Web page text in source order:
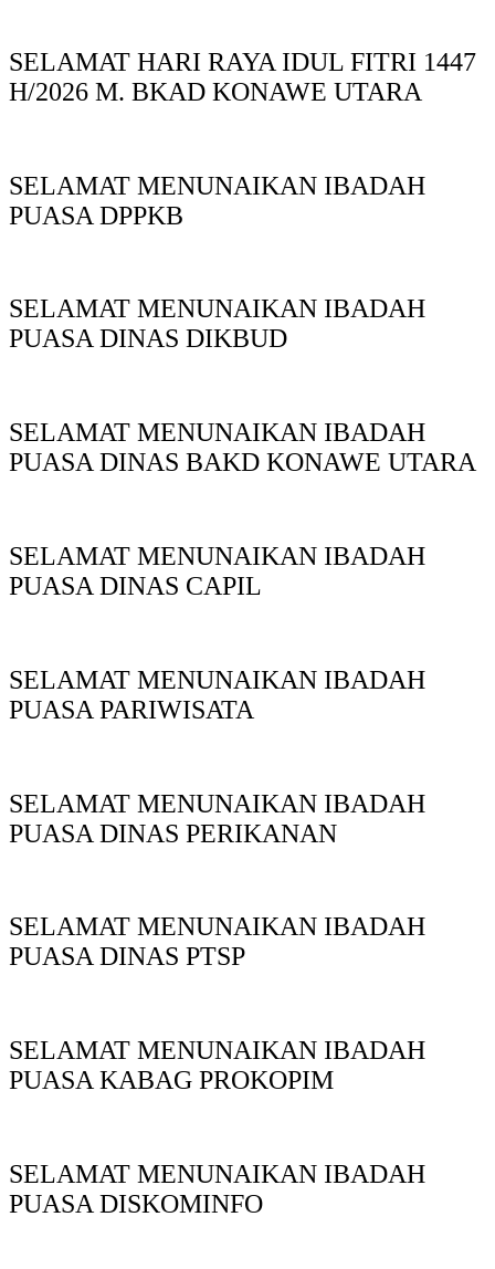
SELAMAT HARI RAYA IDUL FITRI 1447
H/2026 M. BKAD KONAWE UTARA
SELAMAT MENUNAIKAN IBADAH
PUASA DPPKB
SELAMAT MENUNAIKAN IBADAH
PUASA DINAS DIKBUD
SELAMAT MENUNAIKAN IBADAH
PUASA DINAS BAKD KONAWE UTARA
SELAMAT MENUNAIKAN IBADAH
PUASA DINAS CAPIL
SELAMAT MENUNAIKAN IBADAH
PUASA PARIWISATA
SELAMAT MENUNAIKAN IBADAH
PUASA DINAS PERIKANAN
SELAMAT MENUNAIKAN IBADAH
PUASA DINAS PTSP
SELAMAT MENUNAIKAN IBADAH
PUASA KABAG PROKOPIM
SELAMAT MENUNAIKAN IBADAH
PUASA DISKOMINFO